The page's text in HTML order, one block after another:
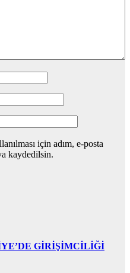
için adım, e-posta
kaydedilsin.
GİRİŞİMCİLİĞİ